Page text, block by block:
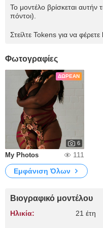
Το μοντέλο βρίσκεται αυτήν
πόντοι).
Στείλτε Tokens για να φέρετε
Φωτογραφίες
ΔΩΡΕΆΝ
6
My Photos
111
Εμφάνιση Όλων
Βιογραφικό μοντέλου
Ηλικία: 21 έτη